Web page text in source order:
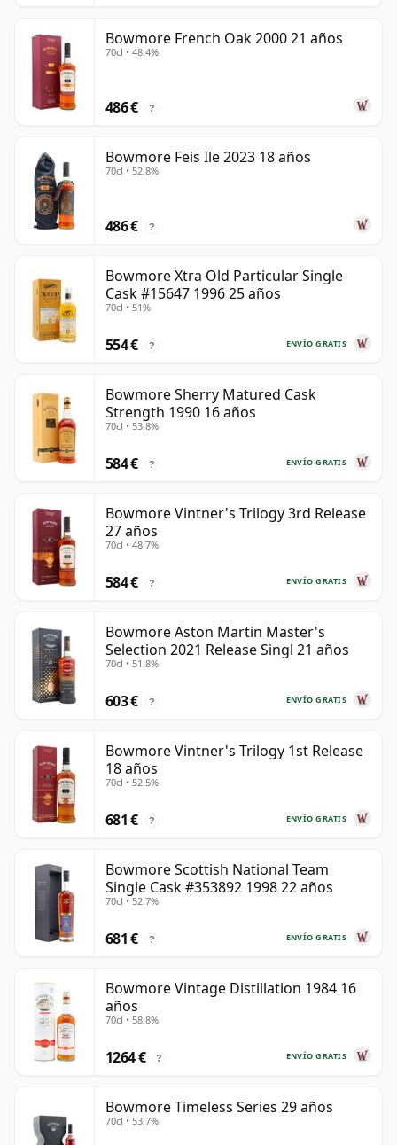
Bowmore French Oak 2000 21 años
70cl • 48.4%
486 € ?
Bowmore Feis Ile 2023 18 años
70cl • 52.8%
486 € ?
Bowmore Xtra Old Particular Single
Cask #15647 1996 25 años
70cl • 51%
ENVÍO GRATIS
554 € ?
Bowmore Sherry Matured Cask
Strength 1990 16 años
70cl • 53.8%
ENVÍO GRATIS
584 € ?
Bowmore Vintner's Trilogy 3rd Release
27 años
70cl • 48.7%
ENVÍO GRATIS
584 € ?
Bowmore Aston Martin Master's
Selection 2021 Release Singl 21 años
70cl • 51.8%
ENVÍO GRATIS
603 € ?
Bowmore Vintner's Trilogy 1st Release
18 años
70cl • 52.5%
ENVÍO GRATIS
681 € ?
Bowmore Scottish National Team
Single Cask #353892 1998 22 años
70cl • 52.7%
ENVÍO GRATIS
681 € ?
Bowmore Vintage Distillation 1984 16
años
70cl • 58.8%
ENVÍO GRATIS
1264 € ?
Bowmore Timeless Series 29 años
70cl • 53.7%